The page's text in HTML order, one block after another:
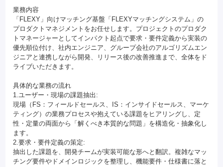
業務内容
「FLEXY」向けマッチング基盤「FLEXYマッチングシステム」の
プロダクトマネジメントをお任せします。プロジェクトのプロダク
トマネージャーとしてインパクト起点で要求・要件定義から実装の
優先順位付け、社内エンジニア、グループ会社のアルゴリズムエン
ジニアと連携しながら開発、リリース後の改善推進まで、全体をド
ライブいただきます。
具体的な業務の流れ
1.ユーザー・現場の課題抽出:
現場（FS：フィールドセールス、IS：インサイドセールス、マーケ
ティング）の業務プロセスや抱えている課題をヒアリングし、定
性・定量の両面から「解くべき本質的な問題」を構造化・抽象化し
ます。
2.要求・要件定義の策定:
抽出した課題を、開発チームが実装可能な形へと翻訳。複雑なマッ
チング要件やドメインロジックを整理し、機能要件・仕様書に落と